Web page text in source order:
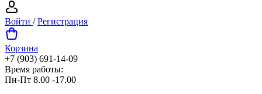
Войти /Регистрация
Корзина
+7 (903) 691-14-09
Время работы:
Пн-Пт 8.00 -17.00